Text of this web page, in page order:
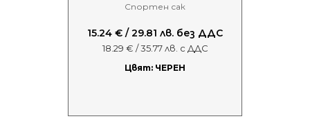
Спортен сак
15.24 € / 29.81 лв. без ДДС
18.29 € / 35.77 лв. с ДДС
Цвят: ЧЕРЕН